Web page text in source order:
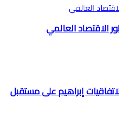
العالمي
الاقتصاد العالمي
إبراهيم على مستقبل